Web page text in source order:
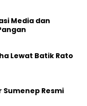
Media dan
Lewat Batik Rato
Sumenep Resmi